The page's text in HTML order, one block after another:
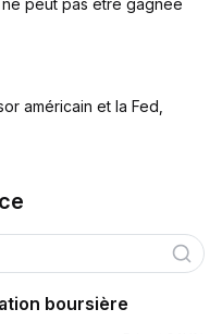
peut pas être gagnée
américain et la Fed,
boursière